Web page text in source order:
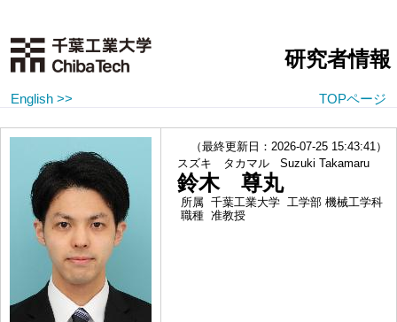
研究者情報
English >> TOPページ
（最終更新日：2026-07-25 15:43:41）
スズキ タカマル
Suzuki Takamaru
鈴木 尊丸
所属 千葉工業大学 工学部 機械工学科
職種 准教授